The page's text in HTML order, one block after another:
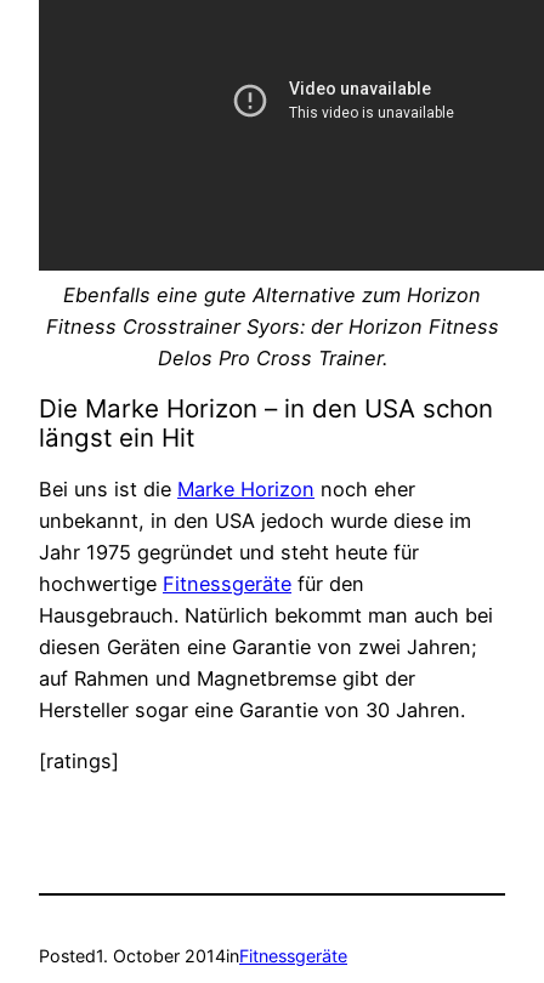
Ebenfalls eine gute Alternative zum Horizon
Fitness Crosstrainer Syors: der Horizon Fitness
Delos Pro Cross Trainer.
Die Marke Horizon – in den USA schon
längst ein Hit
Bei uns ist die Marke Horizon noch eher
unbekannt, in den USA jedoch wurde diese im
Jahr 1975 gegründet und steht heute für
hochwertige Fitnessgeräte für den
Hausgebrauch. Natürlich bekommt man auch bei
diesen Geräten eine Garantie von zwei Jahren;
auf Rahmen und Magnetbremse gibt der
Hersteller sogar eine Garantie von 30 Jahren.
[ratings]
Posted1. October 2014inFitnessgeräte